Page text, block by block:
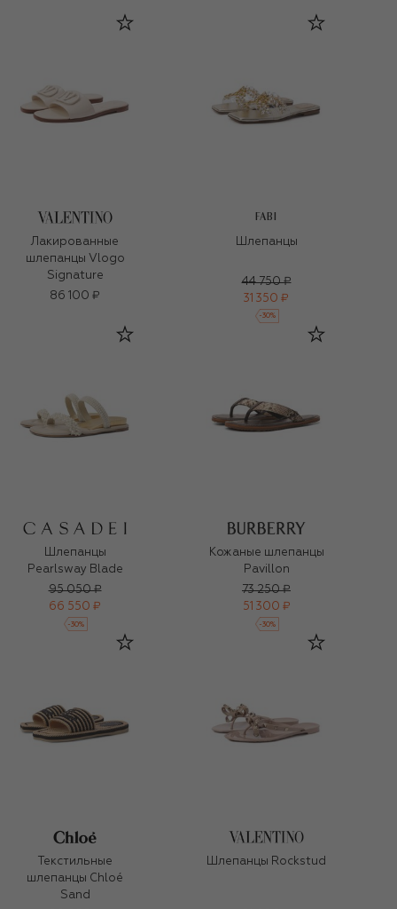
Лакированные
шлепанцы Vlogo
Signature
86 100 ₽
FABI
Шлепанцы
44 750 ₽
31 350 ₽
-30%
Шлепанцы
Pearlsway Blade
95 050 ₽
66 550 ₽
-30%
Кожаные шлепанцы
Pavillon
73 250 ₽
51 300 ₽
-30%
Текстильные
шлепанцы Chloé
Sand
Шлепанцы Rockstud